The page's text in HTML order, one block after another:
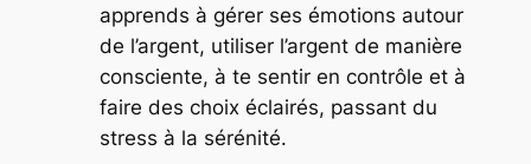
apprends à gérer ses émotions autour
de l’argent, utiliser l’argent de manière
consciente, à te sentir en contrôle et à
faire des choix éclairés, passant du
stress à la sérénité.